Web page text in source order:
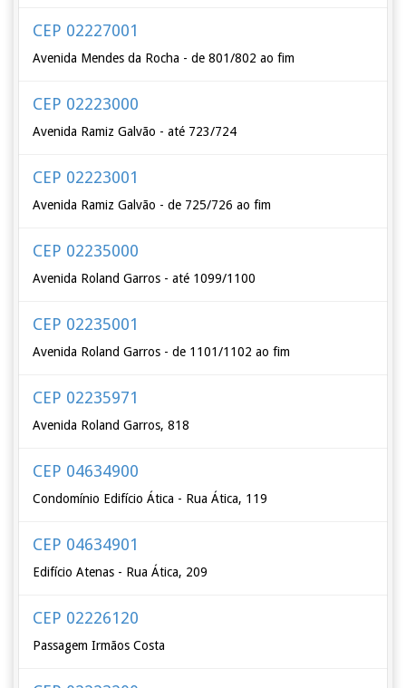
CEP 02227001
Avenida Mendes da Rocha - de 801/802 ao fim
CEP 02223000
Avenida Ramiz Galvão - até 723/724
CEP 02223001
Avenida Ramiz Galvão - de 725/726 ao fim
CEP 02235000
Avenida Roland Garros - até 1099/1100
CEP 02235001
Avenida Roland Garros - de 1101/1102 ao fim
CEP 02235971
Avenida Roland Garros, 818
CEP 04634900
Condomínio Edifício Ática - Rua Ática, 119
CEP 04634901
Edifício Atenas - Rua Ática, 209
CEP 02226120
Passagem Irmãos Costa